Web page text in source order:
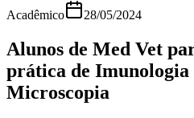
Acadêmico
28/05/2024
Alunos de Med Vet
prática de
Microscopia